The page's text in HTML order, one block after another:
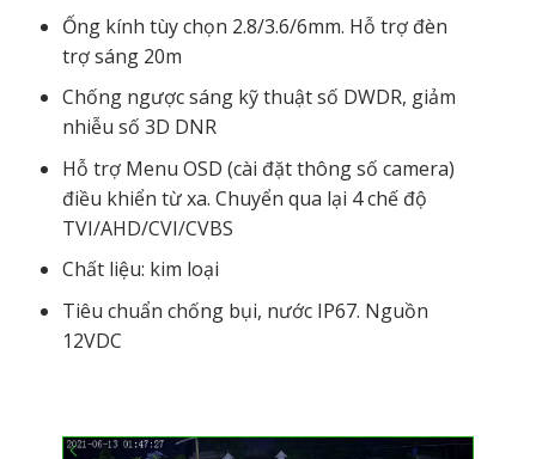
Ống kính tùy chọn 2.8/3.6/6mm. Hỗ trợ đèn
trợ sáng 20m
Chống ngược sáng kỹ thuật số DWDR, giảm
nhiễu số 3D DNR
Hỗ trợ Menu OSD (cài đặt thông số camera)
điều khiển từ xa. Chuyển qua lại 4 chế độ
TVI/AHD/CVI/CVBS
Chất liệu: kim loại
Tiêu chuẩn chống bụi, nước IP67. Nguồn
12VDC